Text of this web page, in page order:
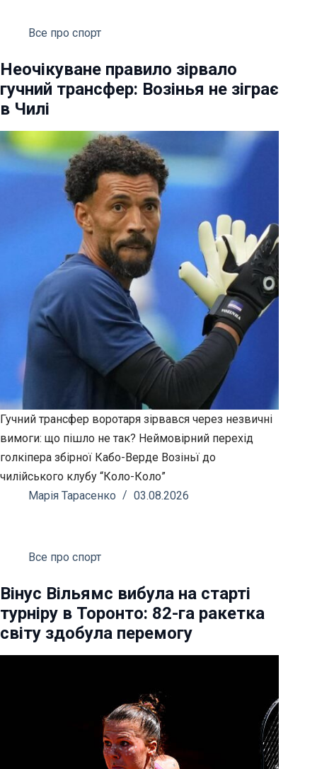
Все про спорт
Неочікуване правило зірвало
гучний трансфер: Возінья не зіграє
в Чилі
Гучний трансфер воротаря зірвався через незвичні
вимоги: що пішло не так? Неймовірний перехід
голкіпера збірної Кабо-Верде Возіньї до
чилійського клубу “Коло-Коло”
Марія Тарасенко
03.08.2026
Все про спорт
Вінус Вільямс вибула на старті
турніру в Торонто: 82-га ракетка
світу здобула перемогу